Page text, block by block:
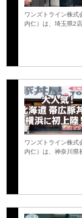
ワンズトライン株式
内仁）は、埼玉県2
ワンズトライン株式
内仁）は、神奈川県